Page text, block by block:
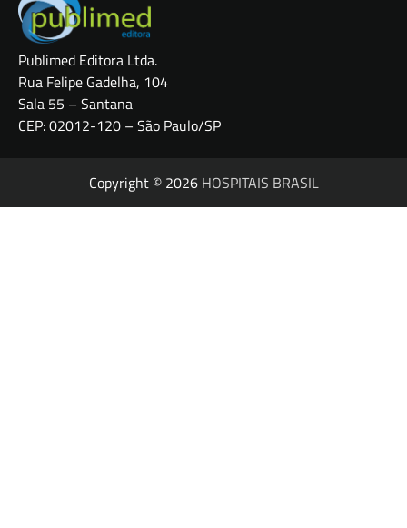
Publimed Editora Ltda.
Rua Felipe Gadelha, 104
Sala 55 – Santana
CEP: 02012-120 – São Paulo/SP
Copyright © 2026 HOSPITAIS BRASIL